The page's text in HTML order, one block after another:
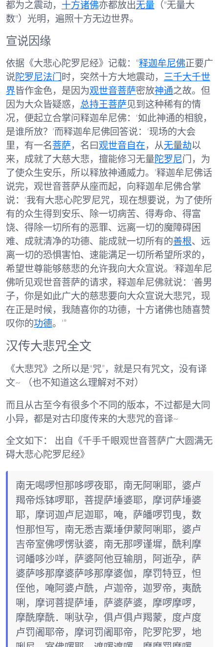
都为之震动， 十方诸佛亦都放出无量 （"无量大
数"）光明，遍照十方无边世界。
宣说因缘
依据《大悲心陀罗尼经》记载：“释迦牟尼佛正要广
说陀罗尼法门 时，突然十方大地震动， 三千大千世
界皆作金色，是因为观世音菩萨密放神通之故。但
因为大众皆疑惑， 总持王菩萨 见到这种稀有的情
况，便起立合掌问释迦牟尼佛：‘如此神通的相貌，
是谁所放？’而释迦牟尼佛回答说：‘现场的大会
里，有一名菩萨 ，名曰 观世音自在 ，从无量劫以
来，成就了大慈大悲，擅能修习无量陀罗尼门，为
了使众生安乐，所以释放神通威力。’释迦牟尼佛话
说完，观世音菩萨从座而起，向释迦牟尼佛合掌
说：‘我有大悲心陀罗尼咒，现在想要说，为了使所
有的众生得到安乐、除一切病苦、得寿命、得富
饶、得除一切所有的恶罪、远离一切的魔障碍困
难、成就清净的功德、能成就一切所有的善根、远
离一切的恐惧害怕、速能满足一切所希望所求的，
希望世尊能够慈悲的允许我向大众宣说。’释迦牟尼
佛听见观世音菩萨的请求，释迦牟尼佛就说：‘善男
子，你是如此广大的慈悲要向大众宣说大悲咒，现
在正是时候，我随喜你的功德，十方诸佛也随喜赞
叹你的功德。’”
汉传大悲咒全文
《大悲咒》之所以是“咒”，就是只有咒文，没有译
文~ （也不知道这么理解对不对）
而且从古至今有很多个不同的版本，不过都是大同
小异，都是对古印度传来的大悲咒的音译~
全文如下： 出自《千手千眼观世音菩萨广大圆满无
碍大悲心陀罗尼经》
南无喝啰怛那哆啰夜耶，南无阿唎耶，婆卢
羯帝烁钵啰耶，菩提萨埵婆耶，摩诃萨埵婆
耶，摩诃迦卢尼迦耶，唵，萨皤啰罚曳，数
怛那怛写，南无悉吉粟埵伊蒙阿唎耶，婆卢
吉帝室佛啰愣驮婆，南无那啰谨墀，酰利摩
诃皤哆沙咩，萨婆阿他豆输朋，阿逝孕，萨
婆萨哆那摩婆萨哆那摩婆伽，摩罚特豆，怛
侄他，唵阿婆卢酰，卢迦帝，迦罗帝，夷酰
唎，摩诃菩提萨埵，萨婆萨婆，摩啰摩啰，
摩酰摩酰．唎驮孕，俱卢俱卢羯蒙，度卢度
卢罚阇耶帝，摩诃罚阇耶帝，陀罗陀罗，地